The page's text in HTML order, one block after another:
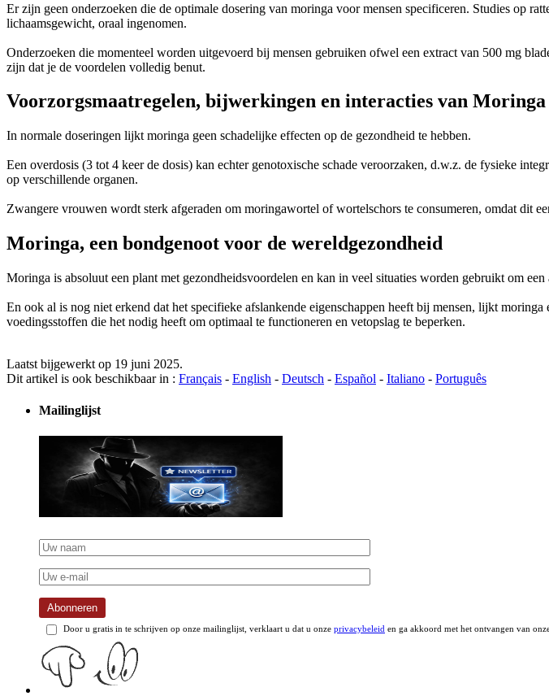
Er zijn geen onderzoeken die de optimale dosering van moringa voor mensen specificeren. Studies op
lichaamsgewicht, oraal ingenomen.
Onderzoeken die momenteel worden uitgevoerd bij mensen gebruiken ofwel een extract van 500 mg
zijn dat je de voordelen volledig benut.
Voorzorgsmaatregelen, bijwerkingen en interacties van Moringa
In normale doseringen lijkt moringa geen schadelijke effecten op de gezondheid te hebben.
Een overdosis (3 tot 4 keer de dosis) kan echter genotoxische schade veroorzaken, d.w.z. de fysieke
op verschillende organen.
Zwangere vrouwen wordt sterk afgeraden om moringawortel of wortelschors te consumeren, omdat dit
Moringa, een bondgenoot voor de wereldgezondheid
Moringa is absoluut een plant met gezondheidsvoordelen en kan in veel situaties worden gebruikt om
En ook al is nog niet erkend dat het specifieke afslankende eigenschappen heeft bij mensen, lijkt
voedingsstoffen die het nodig heeft om optimaal te functioneren en vetopslag te beperken.
Laatst bijgewerkt op 19 juni 2025.
Dit artikel is ook beschikbaar in : Français - English - Deutsch - Español - Italiano - Português
Mailinglijst
Abonneren
Door u gratis in te schrijven op onze mailinglijst, verklaart u dat u onze privacybeleid en ga akkoord met het ontvangen van